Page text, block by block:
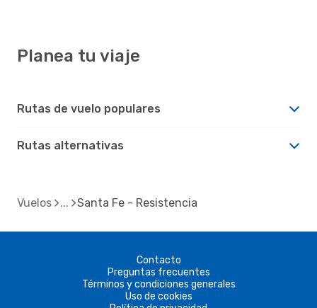
Planea tu viaje
Rutas de vuelo populares
Rutas alternativas
Vuelos Santa Fe - Resistencia
Contacto
Preguntas frecuentes
Términos y condiciones generales
Uso de cookies